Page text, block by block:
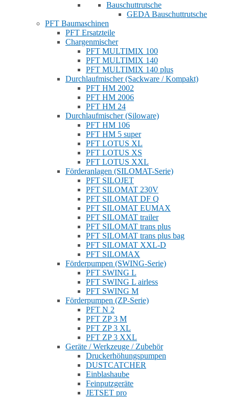
Bauschuttrutsche
GEDA Bauschuttrutsche
PFT Baumaschinen
PFT Ersatzteile
Chargenmischer
PFT MULTIMIX 100
PFT MULTIMIX 140
PFT MULTIMIX 140 plus
Durchlaufmischer (Sackware / Kompakt)
PFT HM 2002
PFT HM 2006
PFT HM 24
Durchlaufmischer (Siloware)
PFT HM 106
PFT HM 5 super
PFT LOTUS XL
PFT LOTUS XS
PFT LOTUS XXL
Förderanlagen (SILOMAT-Serie)
PFT SILOJET
PFT SILOMAT 230V
PFT SILOMAT DF Q
PFT SILOMAT EUMAX
PFT SILOMAT trailer
PFT SILOMAT trans plus
PFT SILOMAT trans plus bag
PFT SILOMAT XXL-D
PFT SILOMAX
Förderpumpen (SWING-Serie)
PFT SWING L
PFT SWING L airless
PFT SWING M
Förderpumpen (ZP-Serie)
PFT N 2
PFT ZP 3 M
PFT ZP 3 XL
PFT ZP 3 XXL
Geräte / Werkzeuge / Zubehör
Druckerhöhungspumpen
DUSTCATCHER
Einblashaube
Feinputzgeräte
JETSET pro